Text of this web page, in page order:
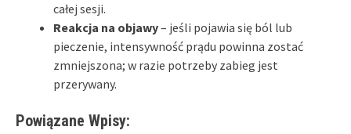
całej sesji.
Reakcja na objawy– jeśli pojawia się ból lub
pieczenie, intensywność prądu powinna zostać
zmniejszona; w razie potrzeby zabieg jest
przerywany.
Powiązane Wpisy: